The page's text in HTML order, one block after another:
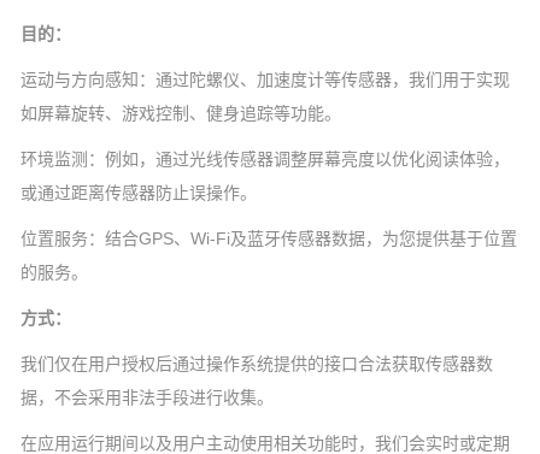
目的：
运动与方向感知：通过陀螺仪、加速度计等传感器，我们用于实现
如屏幕旋转、游戏控制、健身追踪等功能。
环境监测：例如，通过光线传感器调整屏幕亮度以优化阅读体验，
或通过距离传感器防止误操作。
位置服务：结合GPS、Wi-Fi及蓝牙传感器数据，为您提供基于位置
的服务。
方式：
我们仅在用户授权后通过操作系统提供的接口合法获取传感器数
据，不会采用非法手段进行收集。
在应用运行期间以及用户主动使用相关功能时，我们会实时或定期